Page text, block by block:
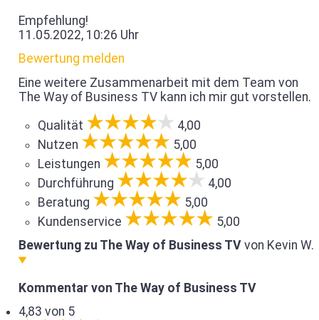
Empfehlung!
11.05.2022, 10:26 Uhr
Bewertung melden
Eine weitere Zusammenarbeit mit dem Team von
The Way of Business TV kann ich mir gut vorstellen.
Qualität
4,00
Nutzen
5,00
Leistungen
5,00
Durchführung
4,00
Beratung
5,00
Kundenservice
5,00
Bewertung zu The Way of Business TVvon Kevin W.
Kommentar von The Way of Business TV
4,83 von 5